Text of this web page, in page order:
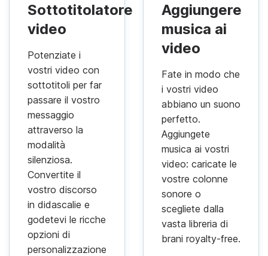
Sottotitolatore
video
Potenziate i
vostri video con
sottotitoli per far
passare il vostro
messaggio
attraverso la
modalità
silenziosa.
Convertite il
vostro discorso
in didascalie e
godetevi le ricche
opzioni di
personalizzazione
Aggiungere
musica ai
video
Fate in modo che
i vostri video
abbiano un suono
perfetto.
Aggiungete
musica ai vostri
video: caricate le
vostre colonne
sonore o
scegliete dalla
vasta libreria di
brani royalty-free.